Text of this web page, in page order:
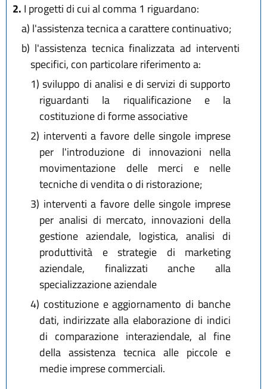
2. I progetti di cui al comma 1 riguardano:
a) l'assistenza tecnica a carattere continuativo;
b) l'assistenza tecnica finalizzata ad interventi
specifici, con particolare riferimento a:
1) sviluppo di analisi e di servizi di supporto
riguardanti la riqualificazione e la
costituzione di forme associative
2) interventi a favore delle singole imprese
per l'introduzione di innovazioni nella
movimentazione delle merci e nelle
tecniche di vendita o di ristorazione;
3) interventi a favore delle singole imprese
per analisi di mercato, innovazioni della
gestione aziendale, logistica, analisi di
produttività e strategie di marketing
aziendale, finalizzati anche alla
specializzazione aziendale
4) costituzione e aggiornamento di banche
dati, indirizzate alla elaborazione di indici
di comparazione interaziendale, al fine
della assistenza tecnica alle piccole e
medie imprese commerciali.